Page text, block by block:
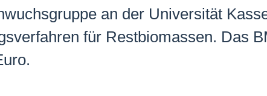
an der Universität
für Restbiomassen. Das